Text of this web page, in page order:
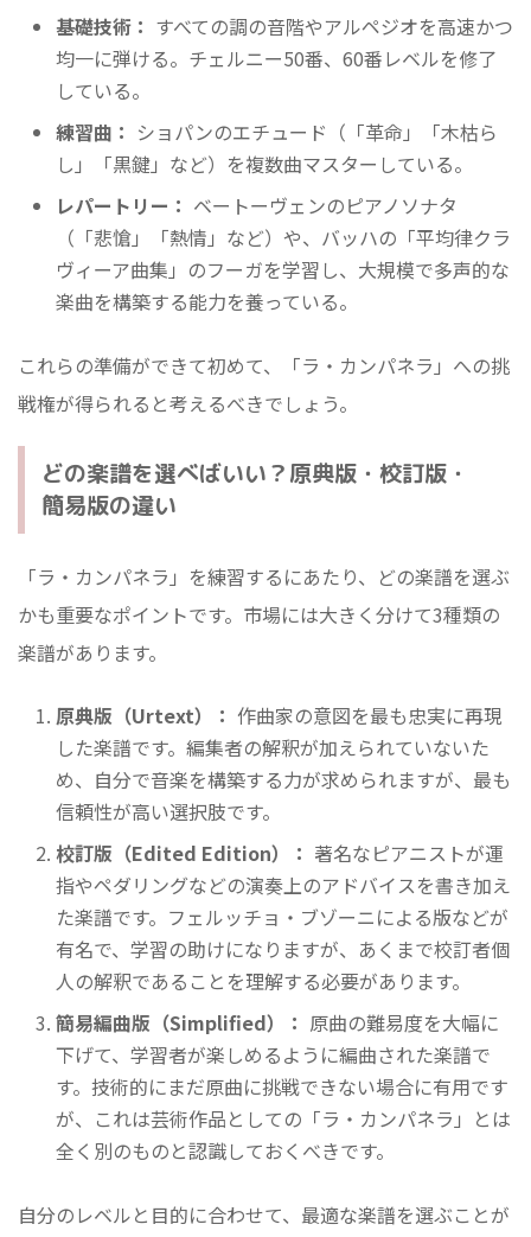
基礎技術： すべての調の音階やアルペジオを高速かつ
均一に弾ける。チェルニー50番、60番レベルを修了
している。
練習曲： ショパンのエチュード（「革命」「木枯ら
し」「黒鍵」など）を複数曲マスターしている。
レパートリー： ベートーヴェンのピアノソナタ
（「悲愴」「熱情」など）や、バッハの「平均律クラ
ヴィーア曲集」のフーガを学習し、大規模で多声的な
楽曲を構築する能力を養っている。
これらの準備ができて初めて、「ラ・カンパネラ」への挑
戦権が得られると考えるべきでしょう。
どの楽譜を選べばいい？原典版・校訂版・
簡易版の違い
「ラ・カンパネラ」を練習するにあたり、どの楽譜を選ぶ
かも重要なポイントです。市場には大きく分けて3種類の
楽譜があります。
原典版（Urtext）： 作曲家の意図を最も忠実に再現
した楽譜です。編集者の解釈が加えられていないた
め、自分で音楽を構築する力が求められますが、最も
信頼性が高い選択肢です。
校訂版（Edited Edition）： 著名なピアニストが運
指やペダリングなどの演奏上のアドバイスを書き加え
た楽譜です。フェルッチョ・ブゾーニによる版などが
有名で、学習の助けになりますが、あくまで校訂者個
人の解釈であることを理解する必要があります。
簡易編曲版（Simplified）： 原曲の難易度を大幅に
下げて、学習者が楽しめるように編曲された楽譜で
す。技術的にまだ原曲に挑戦できない場合に有用です
が、これは芸術作品としての「ラ・カンパネラ」とは
全く別のものと認識しておくべきです。
自分のレベルと目的に合わせて、最適な楽譜を選ぶことが